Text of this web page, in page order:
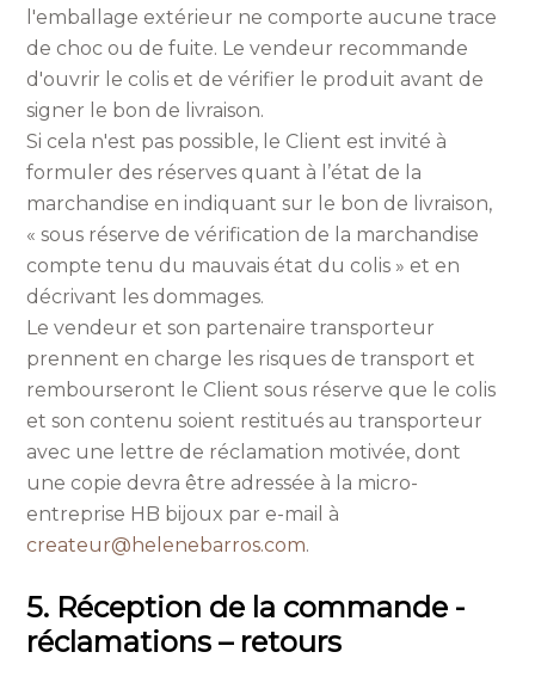
l'emballage extérieur ne comporte aucune trace
de choc ou de fuite. Le vendeur recommande
d'ouvrir le colis et de vérifier le produit avant de
signer le bon de livraison.
Si cela n'est pas possible, le Client est invité à
formuler des réserves quant à l’état de la
marchandise en indiquant sur le bon de livraison,
« sous réserve de vérification de la marchandise
compte tenu du mauvais état du colis » et en
décrivant les dommages.
Le vendeur et son partenaire transporteur
prennent en charge les risques de transport et
rembourseront le Client sous réserve que le colis
et son contenu soient restitués au transporteur
avec une lettre de réclamation motivée, dont
une copie devra être adressée à la micro-
entreprise HB bijoux par e-mail à
createur@helenebarros.com.
5. Réception de la commande -
réclamations – retours